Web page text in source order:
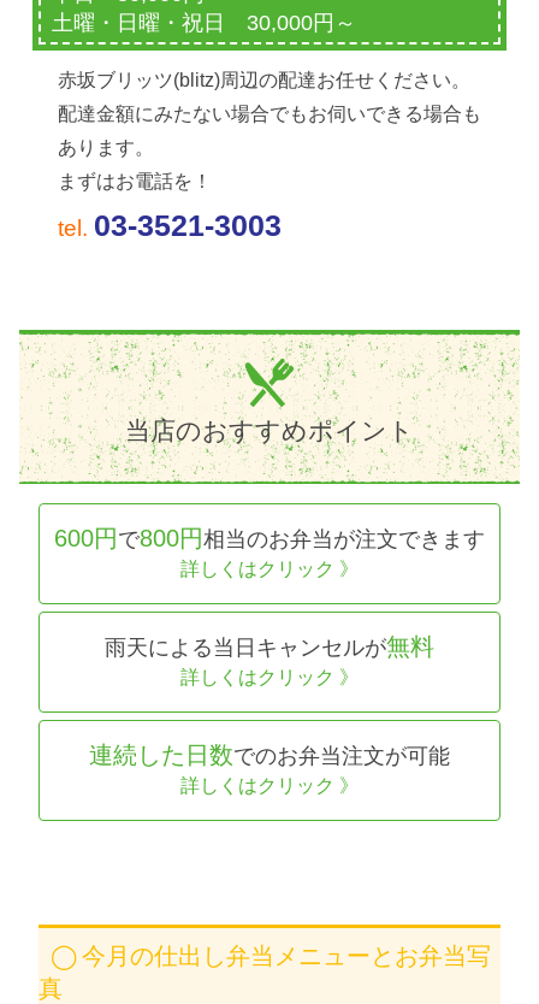
土曜・日曜・祝日 30,000円～
赤坂ブリッツ(blitz)周辺の配達お任せください。
配達金額にみたない場合でもお伺いできる場合も
あります。
まずはお電話を！
tel. 03-3521-3003
当店のおすすめポイント
600円 で800円相当のお弁当が注文できます
詳しくはクリック 》
雨天による当日キャンセルが無料
詳しくはクリック 》
連続した日数でのお弁当注文が可能
詳しくはクリック 》
今月の仕出し弁当メニューとお弁当写
真